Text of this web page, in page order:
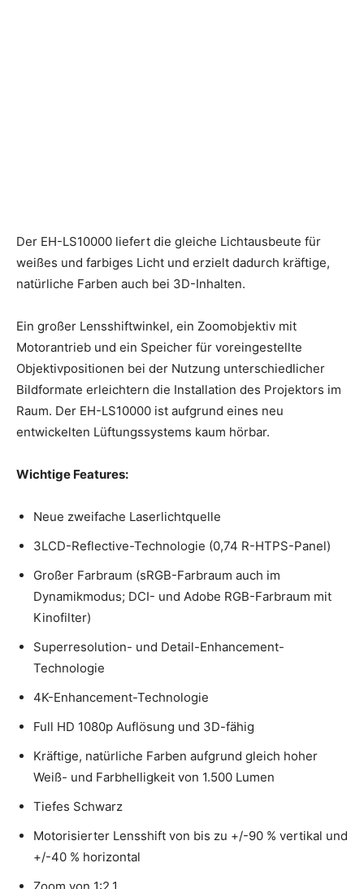
Der EH-LS10000 liefert die gleiche Lichtausbeute für
weißes und farbiges Licht und erzielt dadurch kräftige,
natürliche Farben auch bei 3D-Inhalten.
Ein großer Lensshiftwinkel, ein Zoomobjektiv mit
Motorantrieb und ein Speicher für voreingestellte
Objektivpositionen bei der Nutzung unterschiedlicher
Bildformate erleichtern die Installation des Projektors im
Raum. Der EH-LS10000 ist aufgrund eines neu
entwickelten Lüftungssystems kaum hörbar.
Wichtige Features:
Neue zweifache Laserlichtquelle
3LCD-Reflective-Technologie (0,74 R-HTPS-Panel)
Großer Farbraum (sRGB-Farbraum auch im
Dynamikmodus; DCI- und Adobe RGB-Farbraum mit
Kinofilter)
Superresolution- und Detail-Enhancement-
Technologie
4K-Enhancement-Technologie
Full HD 1080p Auflösung und 3D-fähig
Kräftige, natürliche Farben aufgrund gleich hoher
Weiß- und Farbhelligkeit von 1.500 Lumen
Tiefes Schwarz
Motorisierter Lensshift von bis zu +/-90 % vertikal und
+/-40 % horizontal